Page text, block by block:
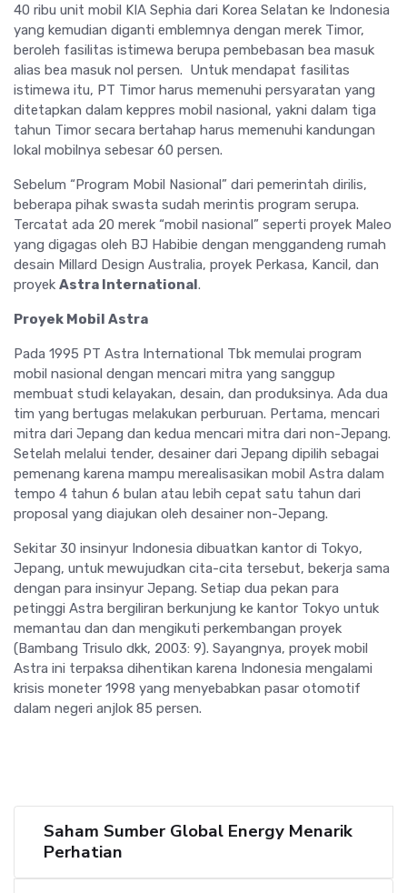
40 ribu unit mobil KIA Sephia dari Korea Selatan ke Indonesia
yang kemudian diganti emblemnya dengan merek Timor,
beroleh fasilitas istimewa berupa pembebasan bea masuk
alias bea masuk nol persen. Untuk mendapat fasilitas
istimewa itu, PT Timor harus memenuhi persyaratan yang
ditetapkan dalam keppres mobil nasional, yakni dalam tiga
tahun Timor secara bertahap harus memenuhi kandungan
lokal mobilnya sebesar 60 persen.
Sebelum “Program Mobil Nasional” dari pemerintah dirilis,
beberapa pihak swasta sudah merintis program serupa.
Tercatat ada 20 merek “mobil nasional” seperti proyek Maleo
yang digagas oleh BJ Habibie dengan menggandeng rumah
desain Millard Design Australia, proyek Perkasa, Kancil, dan
proyek Astra International.
Proyek Mobil Astra
Pada 1995 PT Astra International Tbk memulai program
mobil nasional dengan mencari mitra yang sanggup
membuat studi kelayakan, desain, dan produksinya. Ada dua
tim yang bertugas melakukan perburuan. Pertama, mencari
mitra dari Jepang dan kedua mencari mitra dari non-Jepang.
Setelah melalui tender, desainer dari Jepang dipilih sebagai
pemenang karena mampu merealisasikan mobil Astra dalam
tempo 4 tahun 6 bulan atau lebih cepat satu tahun dari
proposal yang diajukan oleh desainer non-Jepang.
Sekitar 30 insinyur Indonesia dibuatkan kantor di Tokyo,
Jepang, untuk mewujudkan cita-cita tersebut, bekerja sama
dengan para insinyur Jepang. Setiap dua pekan para
petinggi Astra bergiliran berkunjung ke kantor Tokyo untuk
memantau dan dan mengikuti perkembangan proyek
(Bambang Trisulo dkk, 2003: 9). Sayangnya, proyek mobil
Astra ini terpaksa dihentikan karena Indonesia mengalami
krisis moneter 1998 yang menyebabkan pasar otomotif
dalam negeri anjlok 85 persen.
Saham Sumber Global Energy Menarik
Perhatian